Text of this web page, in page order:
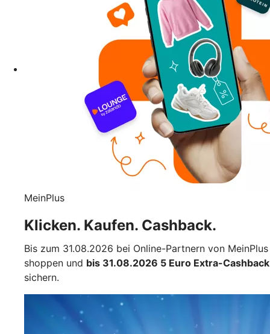
MeinPlus
Klicken. Kaufen. Cashback.
Bis zum 31.08.2026 bei Online-Partnern von MeinPlus
shoppen und bis 31.08.2026 5 Euro Extra-Cashback
sichern.